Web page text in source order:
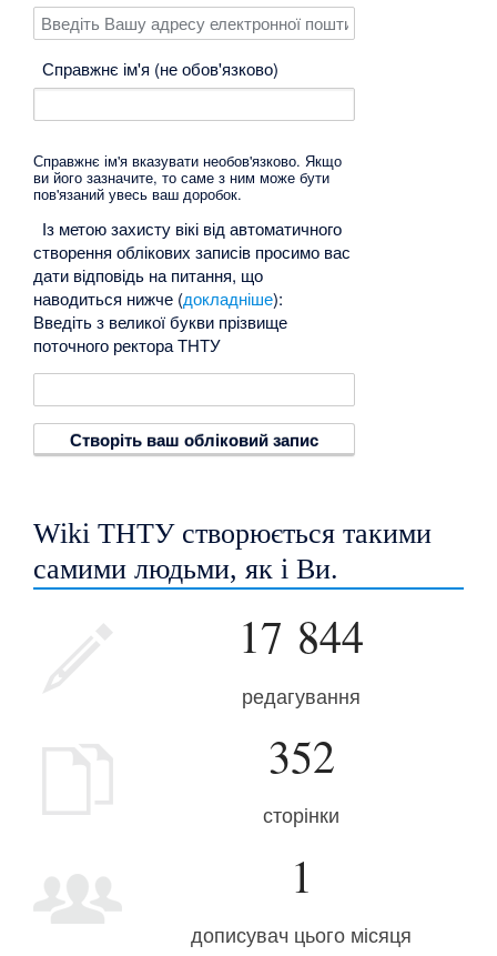
Справжнє ім'я (не обов'язково)
Справжнє ім'я вказувати необов'язково. Якщо
ви його зазначите, то саме з ним може бути
пов'язаний увесь ваш доробок.
Із метою захисту вікі від автоматичного
створення облікових записів просимо вас
дати відповідь на питання, що
наводиться нижче (докладніше):
Введіть з великої букви прізвище
поточного ректора ТНТУ
Створіть ваш обліковий запис
Wiki ТНТУ створюється такими
самими людьми, як і Ви.
17 844
редагування
352
сторінки
1
дописувач цього місяця